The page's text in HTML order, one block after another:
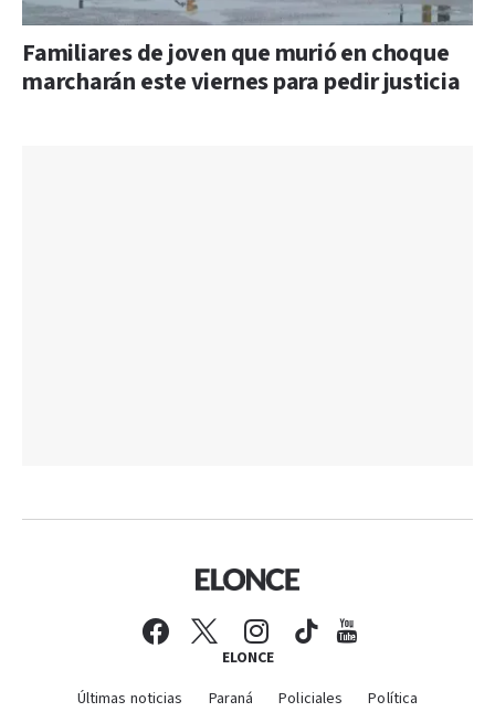
Familiares de joven que murió en choque
marcharán este viernes para pedir justicia
ELONCE
Últimas noticias Paraná Policiales
Política